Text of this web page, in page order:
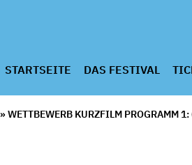
STARTSEITE DAS FESTIVAL
» WETTBEWERB KURZFILM PROGRAMM